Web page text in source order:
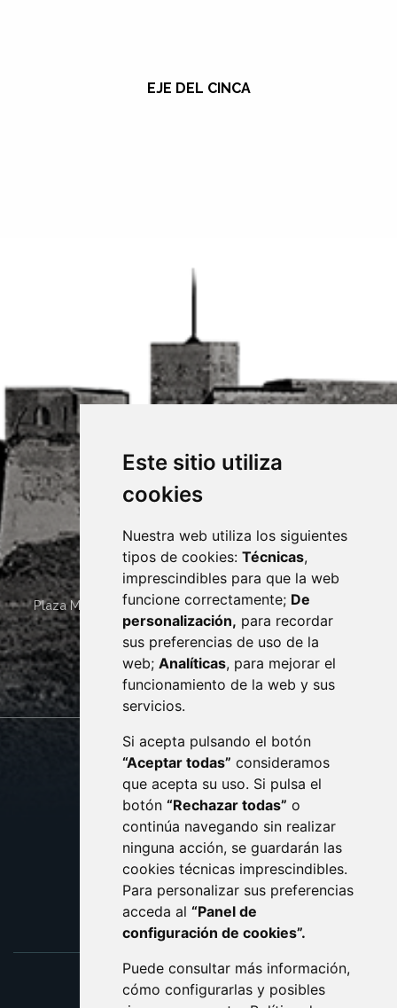
Este sitio utiliza
cookies
Nuestra web utiliza los siguientes
tipos de cookies: Técnicas,
imprescindibles para que la web
funcione correctamente; De
personalización, para recordar
sus preferencias de uso de la
web; Analíticas, para mejorar el
funcionamiento de la web y sus
servicios.
Si acepta pulsando el botón
“Aceptar todas” consideramos
que acepta su uso. Si pulsa el
botón “Rechazar todas” o
continúa navegando sin realizar
ninguna acción, se guardarán las
cookies técnicas imprescindibles.
Para personalizar sus preferencias
acceda al “Panel de
configuración de cookies”.
Puede consultar más información,
cómo configurarlas y posibles
EJE DEL CINCA
Plaza Mayor 4 22400 MONZÓN - ARAGÓN (ESPAÑA)
· (34) 974 400 700 ·
sac@monzon.es
monzon.es
CONTACTO
AVISO LEGAL
PROTECCIÓN DE DATOS
POLÍTICA DE COOKIES
ACCESIBILIDAD
ENLACE EXTERNO AL